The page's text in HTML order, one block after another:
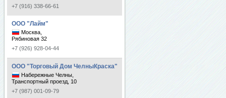
+7 (916) 338-66-61
ООО "Лайм"
Москва,
Рябиновая 32
+7 (926) 928-04-44
ООО "Торговый Дом ЧелныКраска"
Набережные Челны,
Транспортный проезд, 10
+7 (987) 001-09-79